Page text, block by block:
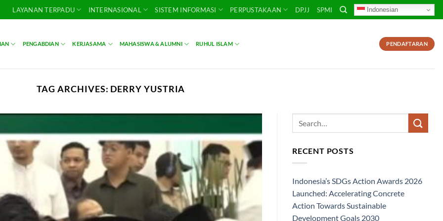
LAYANAN TERPADU INTERNASIONAL SISTEM INFORMASI PERPUSTAKAAN DPJJ SPMI Indonesian
PENGABDIAN KERJASAMA MAHASISWA & ALUMNI RUHUL ISLAM PENDAFTARAN
TAG ARCHIVES: DERRY YUSTRIA
RECENT POSTS
Indonesia’s SDGs Action Awards 2026
Launched: Accelerating Concrete
Action Towards Sustainable
Development Goals 2030